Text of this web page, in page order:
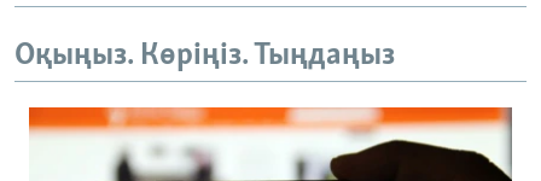
Оқыңыз. Көріңіз. Тыңдаңыз